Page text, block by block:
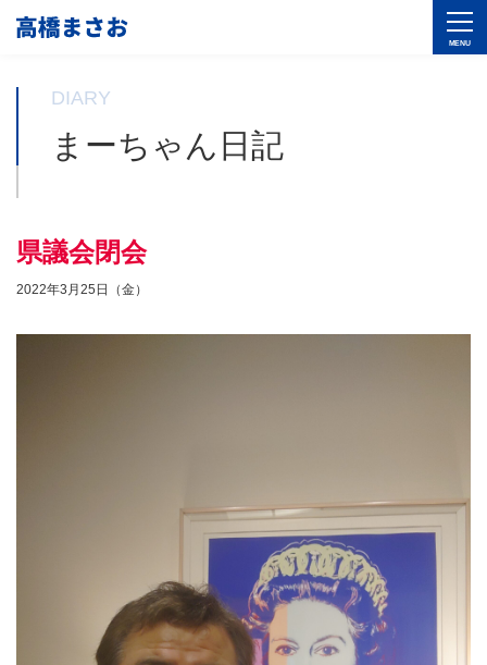
DIARY
まーちゃん日記
県議会閉会
2022年3月25日（金）